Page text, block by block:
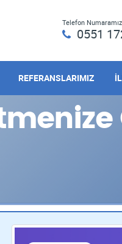
Telefon
0551
REFERANSLARIMIZ